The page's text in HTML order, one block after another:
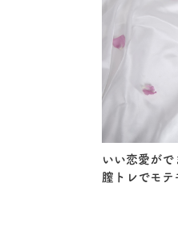
いい恋愛が
膣トレでモテ